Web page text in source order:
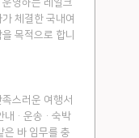
영하는 레일크
체결한 국내여
목적으로 합니
스러운 여행서
내·운송·숙박
은 바 임무를 충